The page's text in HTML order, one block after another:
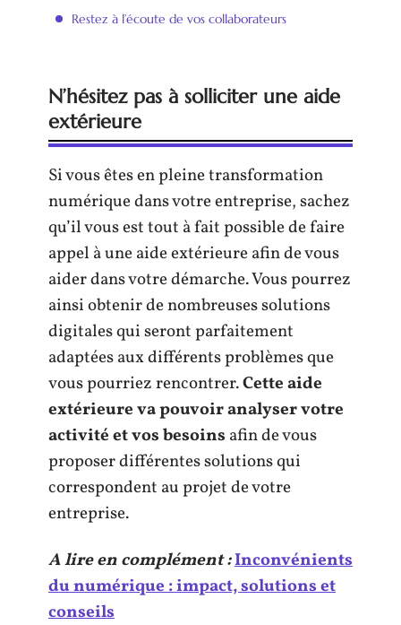
Restez à l’écoute de vos collaborateurs
N’hésitez pas à solliciter une aide
extérieure
Si vous êtes en pleine transformation
numérique dans votre entreprise, sachez
qu’il vous est tout à fait possible de faire
appel à une aide extérieure afin de vous
aider dans votre démarche. Vous pourrez
ainsi obtenir de nombreuses solutions
digitales qui seront parfaitement
adaptées aux différents problèmes que
vous pourriez rencontrer.Cette aide
extérieure va pouvoir analyser votre
activité et vos besoins afin de vous
proposer différentes solutions qui
correspondent au projet de votre
entreprise.
A lire en complément :Inconvénients
du numérique : impact, solutions et
conseils